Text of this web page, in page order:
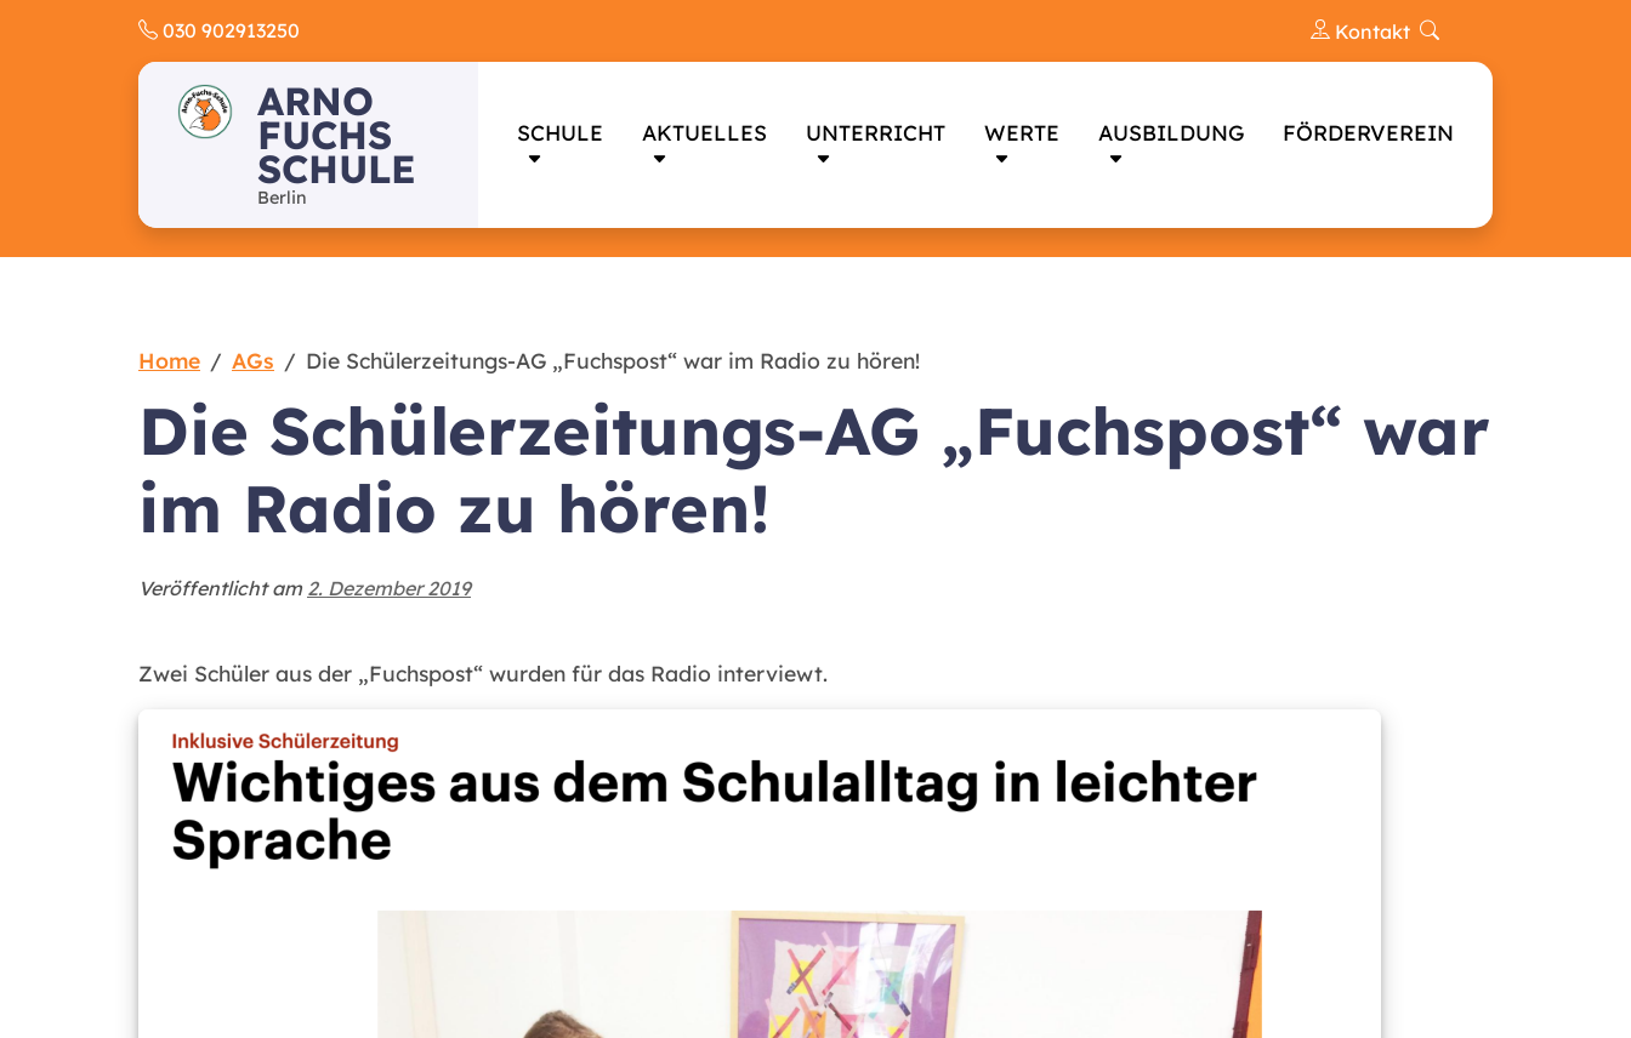
030 902913250 Kontakt
ARNO
FUCHS
SCHULE
Berlin
SCHULE AKTUELLES UNTERRICHT WERTE AUSBILDUNG FÖRDERVEREIN
Home AGs Die Schülerzeitungs-AG „Fuchspost“ war im Radio zu hören!
Die Schülerzeitungs-AG „Fuchspost“ war
im Radio zu hören!
Veröffentlicht am 2. Dezember 2019
Zwei Schüler aus der „Fuchspost“ wurden für das Radio interviewt.